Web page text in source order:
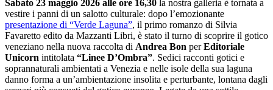
Sabato 23 maggio 2026 alle ore 16,30 la nostra galleria è tornata a
vestire i panni di un salotto culturale: dopo l’emozionante
presentazione di “Verde Laguna”, il primo romanzo di Silvia
Favaretto edito da Mazzanti Libri, è stato il turno di scoprire il gotico
veneziano nella nuova raccolta di Andrea Bon perEditoriale
Unicorn intitolata “Linee D’Ombra”. Sedici racconti gotici e
soprannaturali ambientati a Venezia e nelle isole della sua laguna
danno forma a un’ambientazione insolita e perturbante, lontana dagli